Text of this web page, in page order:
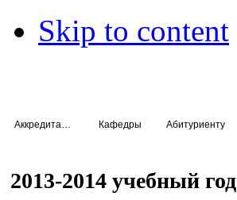
Skip to content
Кафедры Абитуриенту
2013-2014 учебный год